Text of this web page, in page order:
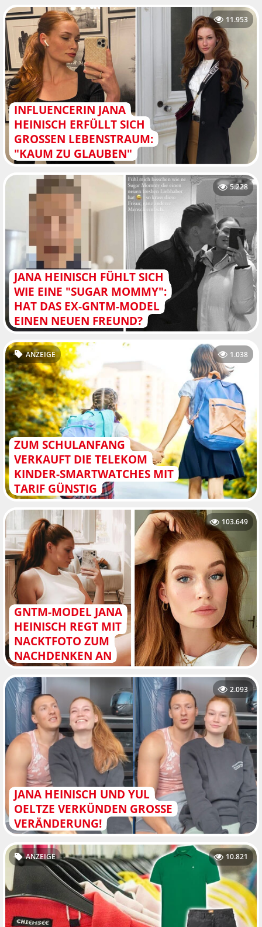
INFLUENCERIN JANA
HEINISCH ERFÜLLT SICH
GROSSEN LEBENSTRAUM: "
KAUM ZU GLAUBEN"
11.953
JANA HEINISCH FÜHLT SICH
WIE EINE "SUGAR MOMMY":
HAT DAS EX-GNTM-MODEL
EINEN NEUEN FREUND?
5.228
ZUM SCHULANFANG
VERKAUFT DIE TELEKOM
KINDER-SMARTWATCHES MIT
TARIF GÜNSTIG
ANZEIGE 1.038
GNTM-MODEL JANA
HEINISCH REGT MIT
NACKTFOTO ZUM
NACHDENKEN AN
103.649
JANA HEINISCH UND YUL
OELTZE VERKÜNDEN GROSSE V
ERÄNDERUNG!
2.093
ANZEIGE 10.821